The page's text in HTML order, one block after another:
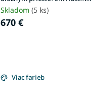
180x200 - krémová
Skladom (5 ks)
670 €
Viac farieb